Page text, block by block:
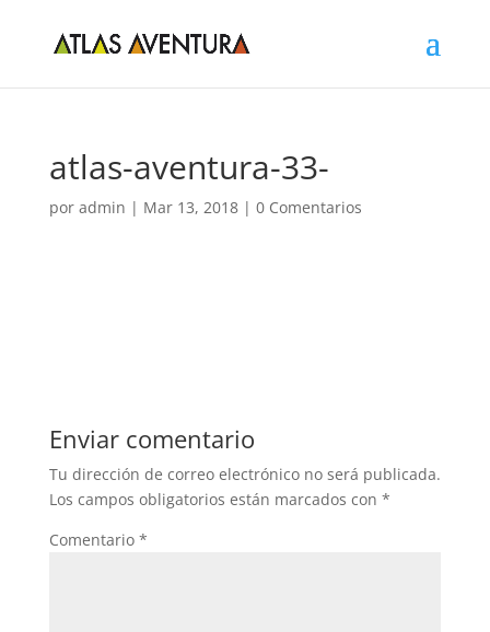
atlas-aventura-33-
por admin | Mar 13, 2018| 0 Comentarios
Enviar comentario
Tu dirección de correo electrónico no será publicada.
Los campos obligatorios están marcados con *
Comentario *